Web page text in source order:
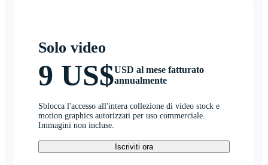
Solo video
9 US$USD al mese fatturato
annualmente
Sblocca l'accesso all'intera collezione di video stock e
motion graphics autorizzati per uso commerciale.
Immagini non incluse.
Iscriviti ora